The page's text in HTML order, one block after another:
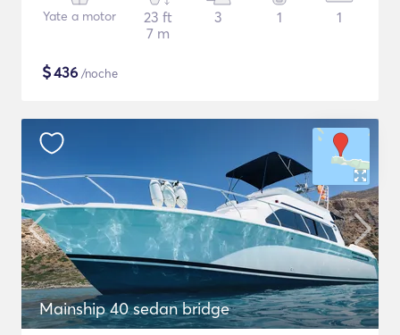
Yate a motor
23 ft
7 m
3 1 1
$436 /noche
Mainship 40 sedan bridge